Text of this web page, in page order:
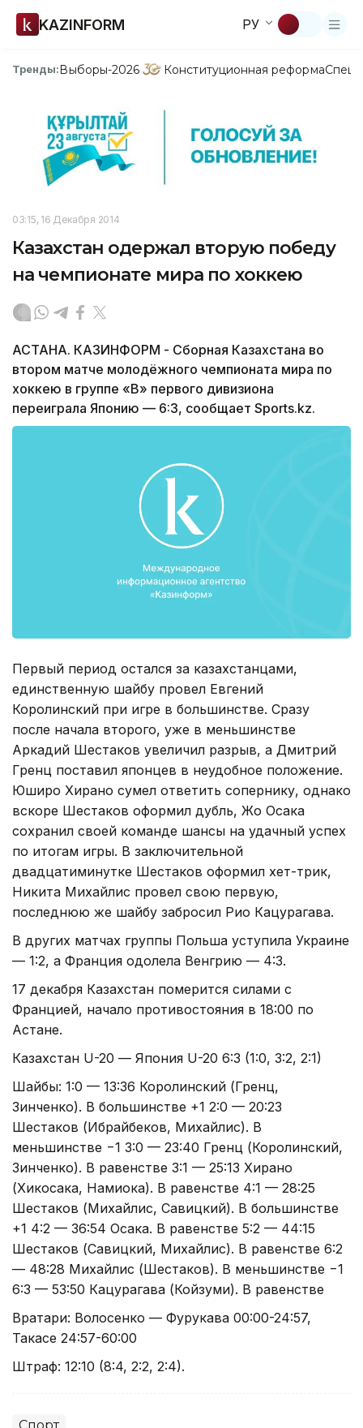
KAZINFORM РУ
Тренды:Выборы-2026 Конституционная реформа
03:15, 16 Декабря 2014
Казахстан одержал вторую победу
на чемпионате мира по хоккею
АСТАНА. КАЗИНФОРМ - Сборная Казахстана во
втором матче молодёжного чемпионата мира по
хоккею в группе «В» первого дивизиона
переиграла Японию — 6:3, сообщает Sports.kz.
Первый период остался за казахстанцами,
единственную шайбу провел Евгений
Королинский при игре в большинстве. Сразу
после начала второго, уже в меньшинстве
Аркадий Шестаков увеличил разрыв, а Дмитрий
Гренц поставил японцев в неудобное положение.
Юширо Хирано сумел ответить сопернику, однако
вскоре Шестаков оформил дубль, Жо Осака
сохранил своей команде шансы на удачный успех
по итогам игры. В заключительной
двадцатиминутке Шестаков оформил хет-трик,
Никита Михайлис провел свою первую,
последнюю же шайбу забросил Рио Кацурагава.
В других матчах группы Польша уступила Украине
— 1:2, а Франция одолела Венгрию — 4:3.
17 декабря Казахстан померится силами с
Францией, начало противостояния в 18:00 по
Астане.
Казахстан U-20 — Япония U-20 6:3 (1:0, 3:2, 2:1)
Шайбы: 1:0 — 13:36 Королинский (Гренц,
Зинченко). В большинстве +1 2:0 — 20:23
Шестаков (Ибрайбеков, Михайлис). В
меньшинстве −1 3:0 — 23:40 Гренц (Королинский,
Зинченко). В равенстве 3:1 — 25:13 Хирано
(Хикосака, Намиока). В равенстве 4:1 — 28:25
Шестаков (Михайлис, Савицкий). В большинстве
+1 4:2 — 36:54 Осака. В равенстве 5:2 — 44:15
Шестаков (Савицкий, Михайлис). В равенстве 6:2
— 48:28 Михайлис (Шестаков). В меньшинстве −1
6:3 — 53:50 Кацурагава (Койзуми). В равенстве
Вратари: Волосенко — Фурукава 00:00-24:57,
Такасе 24:57-60:00
Штраф: 12:10 (8:4, 2:2, 2:4).
Спорт